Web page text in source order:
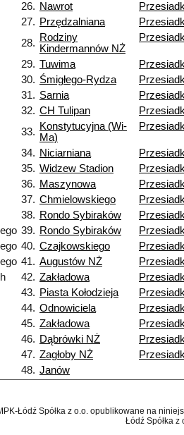
26. Nawrot
27. Przędzalniana
28. Rodziny
Kindermannów NŻ
29. Tuwima
30. Śmigłego-Rydza
31. Sarnia
32. CH Tulipan
33. Konstytucyjna (Wi-
Ma)
34. Niciarniana
35. Widzew Stadion
36. Maszynowa
37. Chmielowskiego
38. Rondo Sybiraków
39. Rondo Sybiraków
40. Czajkowskiego
41. Augustów NŻ
42. Zakładowa
43. Piasta Kołodzieja
44. Odnowiciela
45. Zakładowa
46. Dąbrówki NŻ
47. Zagłoby NŻ
48. Janów
Łódź Spółka z o.o. opublikowane na
Łódź Spółka